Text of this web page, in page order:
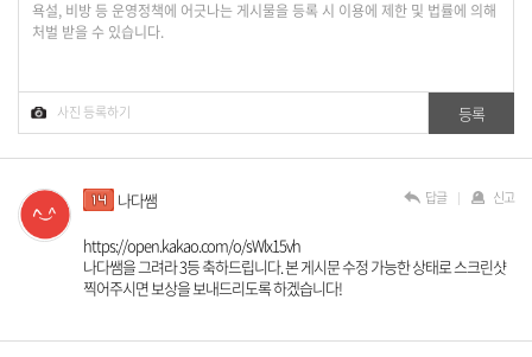
나다쌤
https://open.kakao.com/o/sWlx15vh
나다쌤을 그려라 3등 축하드립니다. 본 게시문 수정 가능한 상태로 스크린샷
찍어주시면 보상을 보내드리도록 하겠습니다!
답글 신고